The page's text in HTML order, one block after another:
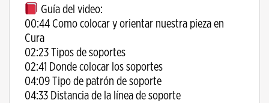
Guía del video:
00:44 Como colocar y orientar nuestra pieza en
Cura
02:23 Tipos de soportes
02:41 Donde colocar los soportes
04:09 Tipo de patrón de soporte
04:33 Distancia de la línea de soporte